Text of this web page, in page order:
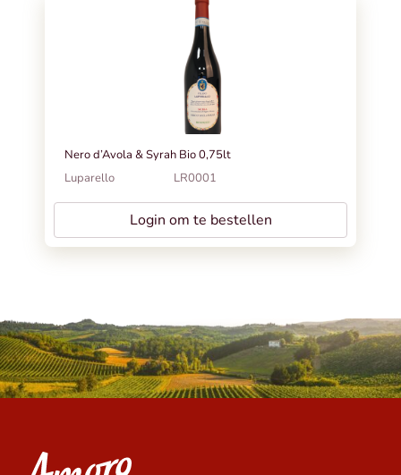
Nero d’Avola & Syrah Bio 0,75lt
Luparello
LR0001
Login om te bestellen